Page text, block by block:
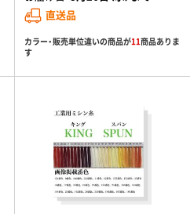
直送品
カラー・販売単位違いの商品が11商品ありま
す